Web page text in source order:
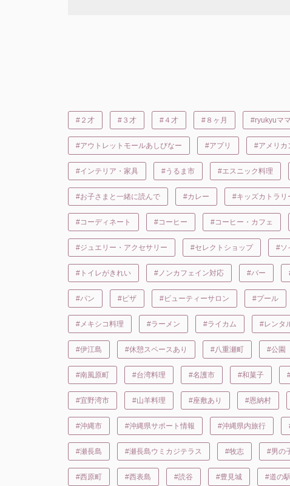
#２才 #３才 #４才 #８ヶ月 #ryukyuマ
#アウトレットモールあしびなー #アプリ #アメリカ
#インテリア・家具 #うるま市 #エスニック料理
#お子さまと一緒に読んで #カレー #キッズカトラリ
#コーディネート #コーヒー #コーヒー・カフェ
#ジュエリー・アクセサリー #セレクトショップ #ソ
#トイレがきれい #ノンカフェイン対応 #バー
#パン #ピザ #ビューティーサロン #プール
#メキシコ料理 #ラーメン #ライカム #レンタ
#伊江島 #休憩スペースあり #八重瀬町 #公園
#南風原町 #台湾料理 #名護市 #和菓子
#宜野湾市 #山羊料理 #座敷あり #恩納村
#沖縄市 #沖縄県サポート情報 #沖縄県内旅行
#瀬長島 #瀬長島ウミカジテラス #牧志 #男の
#西原町 #西表島 #読谷 #豊見城 #道の駅